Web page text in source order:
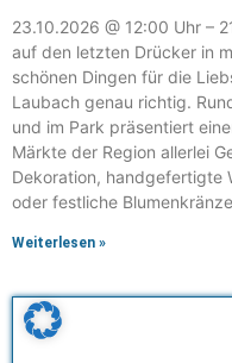
23.10.2026 @ 12:00 Uhr –
auf den letzten Drücker in
schönen Dingen für die
Laubach genau richtig.
und im Park präsentiert
Märkte der Region allerlei
Dekoration, handgefertigte
oder festliche
Weiterlesen »